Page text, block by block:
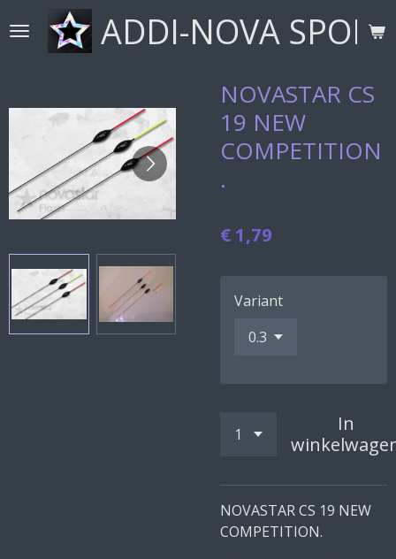
direct
ADDI-NOVA
NOVASTAR CS
19 NEW
COMPETITION
.
€ 1,79
Variant
In
NOVASTAR CS 19 NEW
COMPETITION.